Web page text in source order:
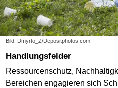
Bild: Dmyrto_Z/Depositphotos.com
Handlungsfelder
Ressourcenschutz,
Bereichen engagieren sich